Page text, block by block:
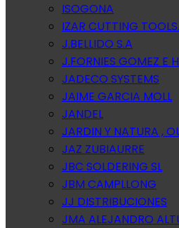
ISOGONA
IZAR CUTTING TOOLS.
J.BELLIDO S.A
J.FORNIES GOMEZ E
JADECO SYSTEMS
JAIME GARCIA MOLL
JANDEL
JARDIN Y NATURA ,
JAZ ZUBIAURRE
JBC SOLDERING SL
JBM CAMPLLONG
JJ DISTRIBUCIONES
JMA ALEJANDRO